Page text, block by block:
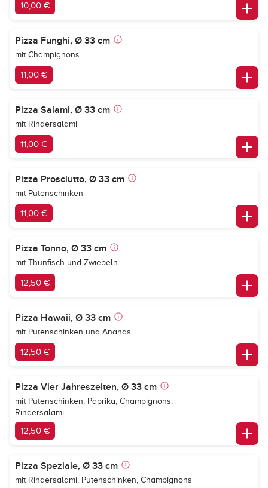
10,00 €
Pizza Funghi, Ø 33 cm
mit Champignons
11,00 €
Pizza Salami, Ø 33 cm
mit Rindersalami
11,00 €
Pizza Prosciutto, Ø 33 cm
mit Putenschinken
11,00 €
Pizza Tonno, Ø 33 cm
mit Thunfisch und Zwiebeln
12,50 €
Pizza Hawaii, Ø 33 cm
mit Putenschinken und Ananas
12,50 €
Pizza Vier Jahreszeiten, Ø 33 cm
mit Putenschinken, Paprika, Champignons,
Rindersalami
12,50 €
Pizza Speziale, Ø 33 cm
mit Rindersalami, Putenschinken, Champignons